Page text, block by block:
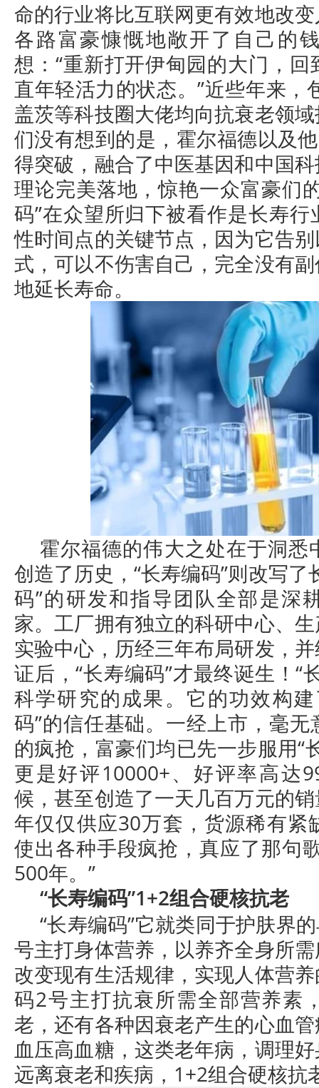
命的行业将比互联网更有效地改
各路富豪慷慨地敞开了自己的
想：“重新打开伊甸园的大门，
直年轻活力的状态。”近些年来，
盖茨等科技圈大佬均向抗衰老领
们没有想到的是，霍尔福德以及
得突破，融合了中医基因和中国
理论完美落地，惊艳一众富豪们
码”在众望所归下被看作是长寿
性时间点的关键节点，因为它告
式，可以不伤害自己，完全没有
地延长寿命。
霍尔福德的伟大之处在于洞悉
创造了历史，“长寿编码”则改写了
码”的研发和指导团队全部是深
家。工厂拥有独立的科研中心、
实验中心，历经三年布局研发，
证后，“长寿编码”才最终诞生！“
科学研究的成果。它的功效构
码”的信任基础。一经上市，毫
的疯抢，富豪们均已先一步服用“
更是好评10000+、好评率高达
候，甚至创造了一天几百万元的
年仅仅供应30万套，货源稀有紧
使出各种手段疯抢，真应了那句
500年。”
“长寿编码”1+2组合硬核抗老
“长寿编码”它就类同于护肤界
号主打身体营养，以养齐全身所
改变现有生活规律，实现人体营
码2号主打抗衰所需全部营养素
老，还有各种因衰老产生的心血
血压高血糖，这类老年病，调理
远离衰老和疾病，1+2组合硬核抗